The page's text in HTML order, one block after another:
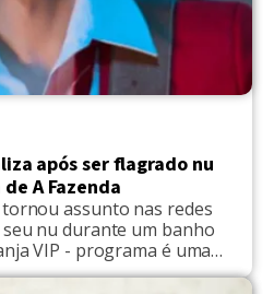
após ser flagrado nu
A Fazenda
assunto nas redes
nu durante um banho
VIP - programa é uma
da Record, e é -